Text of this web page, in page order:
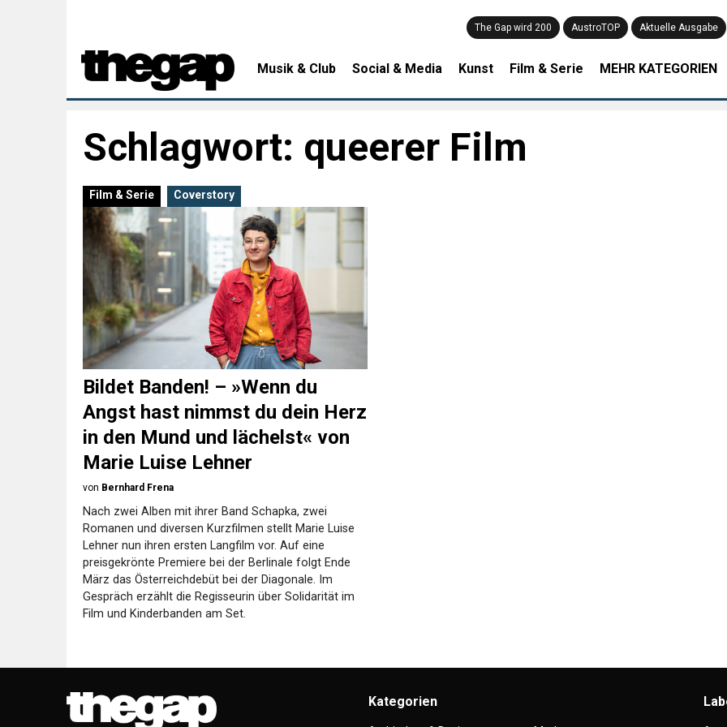
The Gap wird 200 AustroTOP Aktuelle Ausgabe
Musik & Club Social & Media Kunst Film & Serie MEHR KATEGORIEN
Schlagwort: queerer Film
Film & Serie Coverstory
Bildet Banden! – »Wenn du
Angst hast nimmst du dein Herz
in den Mund und lächelst« von
Marie Luise Lehner
von Bernhard Frena
Nach zwei Alben mit ihrer Band Schapka, zwei
Romanen und diversen Kurzfilmen stellt Marie Luise
Lehner nun ihren ersten Langfilm vor. Auf eine
preisgekrönte Premiere bei der Berlinale folgt Ende
März das Österreichdebüt bei der Diagonale. Im
Gespräch erzählt die Regisseurin über Solidarität im
Film und Kinderbanden am Set.
Kategorien